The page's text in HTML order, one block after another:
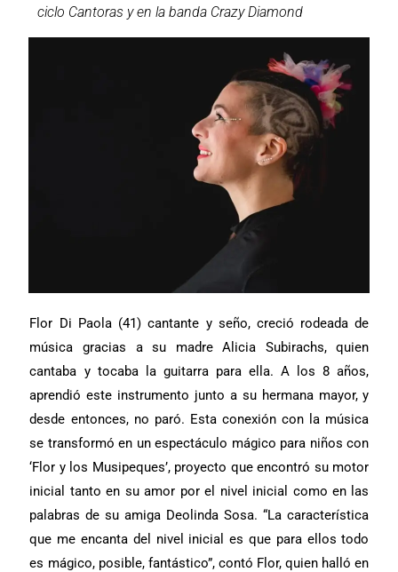
ciclo Cantoras y en la banda Crazy Diamond
Flor Di Paola (41) cantante y seño, creció rodeada de
música gracias a su madre Alicia Subirachs, quien
cantaba y tocaba la guitarra para ella. A los 8 años,
aprendió este instrumento junto a su hermana mayor, y
desde entonces, no paró. Esta conexión con la música
se transformó en un espectáculo mágico para niños con
‘Flor y los Musipeques’, proyecto que encontró su motor
inicial tanto en su amor por el nivel inicial como en las
palabras de su amiga Deolinda Sosa. “La característica
que me encanta del nivel inicial es que para ellos todo
es mágico, posible, fantástico”, contó Flor, quien halló en